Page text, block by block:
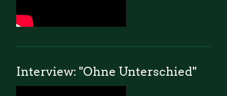
Interview: "Ohne Unterschied"